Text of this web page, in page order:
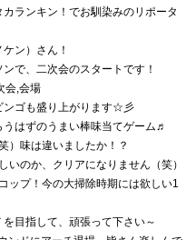
ランキン！ でお馴染みのリポータ
ン）さん！
で、二次会のスタートです！
ンゴも盛り上がります☆彡
はずのうまい棒味当てゲーム♬
）味は違いましたか！？
いのか、 クリアになりません（笑）
ップ！ 今の大掃除時期には欲しい1
目指して、頑張って下さい～